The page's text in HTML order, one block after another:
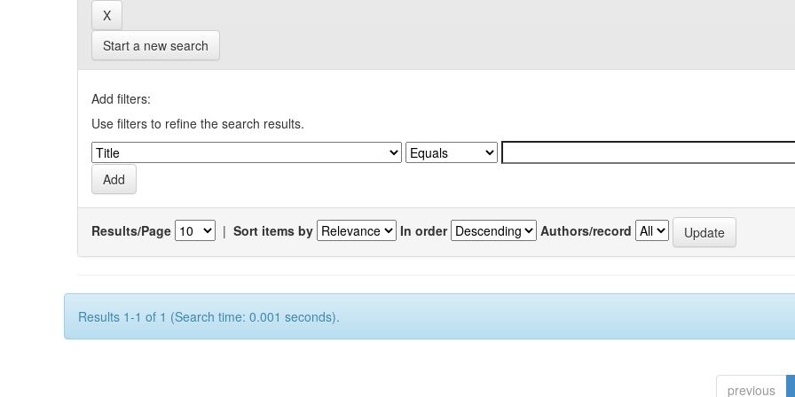
Start a new search
Add filters:
Use filters to refine the search results.
Results/Page | Sort items by In order Authors/record
Results 1-1 of 1 (Search time: 0.001 seconds).
previous